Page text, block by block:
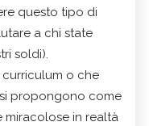
questo tipo di
a chi state
soldi).
o che
propongono come
miracolose in realtà